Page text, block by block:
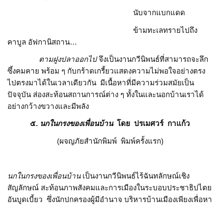
นับจากแบกแดด
ข้ามทะเลทรายไปถึง
คาบูล อัฟกานิสถาน…
ตามฝูงปลาออกไปจึงเป็นงานกวีนิพนธ์ที่สามารถจะลึก
ซึ้งคมคาย พร้อม ๆ กับกร้าดเกรี้ยวแสดงความไม่พอใจอย่างตรง
ไปตรงมาได้ในเวลาเดียวกัน มีเนื้อหาที่มีความร่วมสมัยเป็น
ปัจจุบัน ส่องสะท้อนสถานการณ์ต่าง ๆ ทั้งในและนอกบ้านเราได้
อย่างกว้างขวางและมีพลัง
๕. นกในกรงของเพื่อนบ้านโดย ปรเมศวร์ กาแก้ว
(ผจญภัยสำนักพิมพ์ พิมพ์ครั้งแรก)
นกในกรงของเพื่อนบ้านเป็นงานกวีนิพนธ์ไร้ฉันทลักษณ์เชิง
สัญลักษณ์ สะท้อนภาพสังคมและการเมืองในระบอบประชาธิปไตย
อันบูดเบี้ยว ซึ่งนักปกครองผู้มีอำนาจ บริหารบ้านเมืองเพียงเพื่อหา